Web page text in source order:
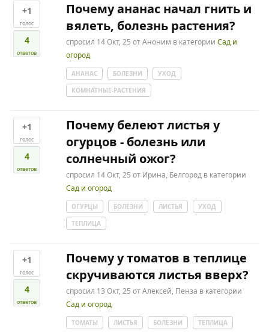
+1
голос
4
ответов
Почему ананас начал гнить и
вялеть, болезнь растения?
спросил 14 Окт, 25 отАноним в категорииСад и
огород
АНАНАС БОЛЕЗНИ
УХОД
КОМНАТНЫЕ-РАСТЕНИЯ
+1
голос
4
ответов
Почему белеют листья у
огурцов - болезнь или
солнечный ожог?
спросил 14 Окт, 25 от Ирина, Белгород в категории
Сад и огород
ОГУРЦЫ БОЛЕЗНИ ЛИСТЬЯ
УХОД
ТЕПЛИЦА
+1
голос
4
ответов
Почему у томатов в теплице
скручиваются листья вверх?
спросил 13 Окт, 25 отАлексей, Пенза в категории
Сад и огород
ТОМАТЫ ЛИСТЬЯ БОЛЕЗНИ ТЕПЛИЦА